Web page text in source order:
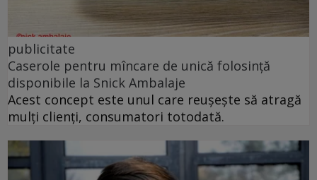
publicitate
Caserole pentru mîncare de unică folosință
disponibile la Snick Ambalaje
Acest concept este unul care reușește să atragă
mulți clienți, consumatori totodată.